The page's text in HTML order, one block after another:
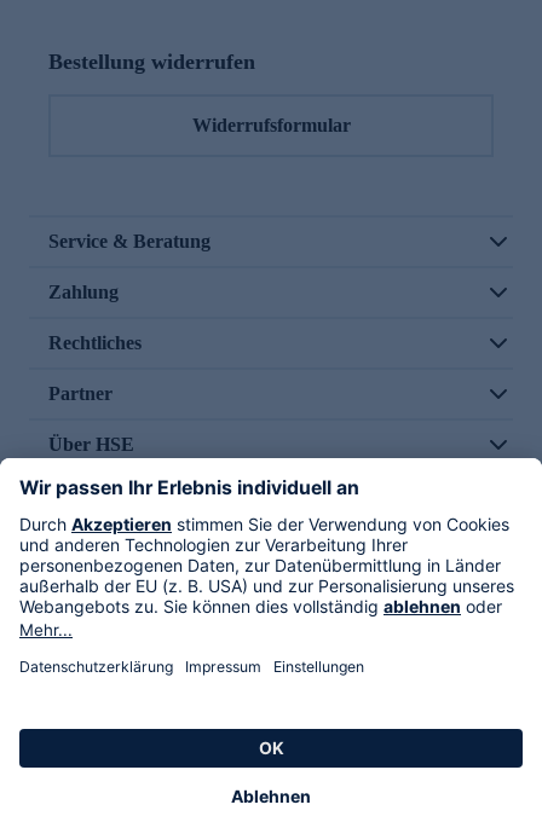
Bestellung widerrufen
Widerrufsformular
Service & Beratung
Zahlung
Rechtliches
Partner
Über HSE
Im TV
HSE International